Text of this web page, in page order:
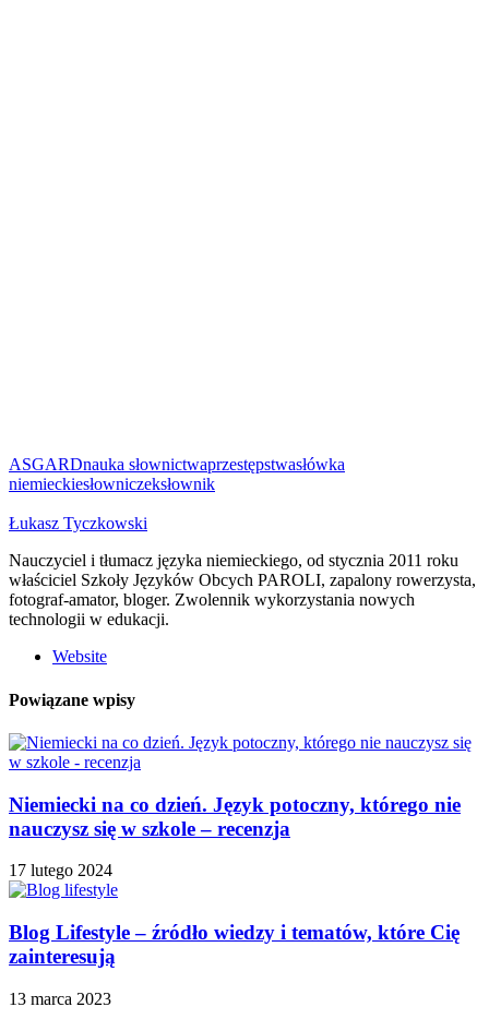
ASGARDnauka słownictwaprzestępstwasłówka
niemieckiesłowniczeksłownik
Łukasz Tyczkowski
Nauczyciel i tłumacz języka niemieckiego, od stycznia 2011 roku
właściciel Szkoły Języków Obcych PAROLI, zapalony rowerzysta,
fotograf-amator, bloger. Zwolennik wykorzystania nowych
technologii w edukacji.
Website
Powiązane wpisy
Niemiecki na co dzień. Język potoczny, którego nie
nauczysz się w szkole – recenzja
17 lutego 2024
Blog Lifestyle – źródło wiedzy i tematów, które Cię
zainteresują
13 marca 2023